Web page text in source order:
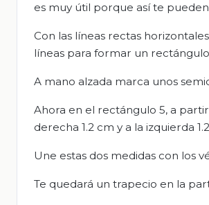
es muy útil porque así te
Con las líneas rectas
líneas para formar un
A mano alzada marca unos
Ahora en el rectángulo 5, a
derecha 1.2 cm y a la izquierda
Une estas dos medidas con los
Te quedará un trapecio en la